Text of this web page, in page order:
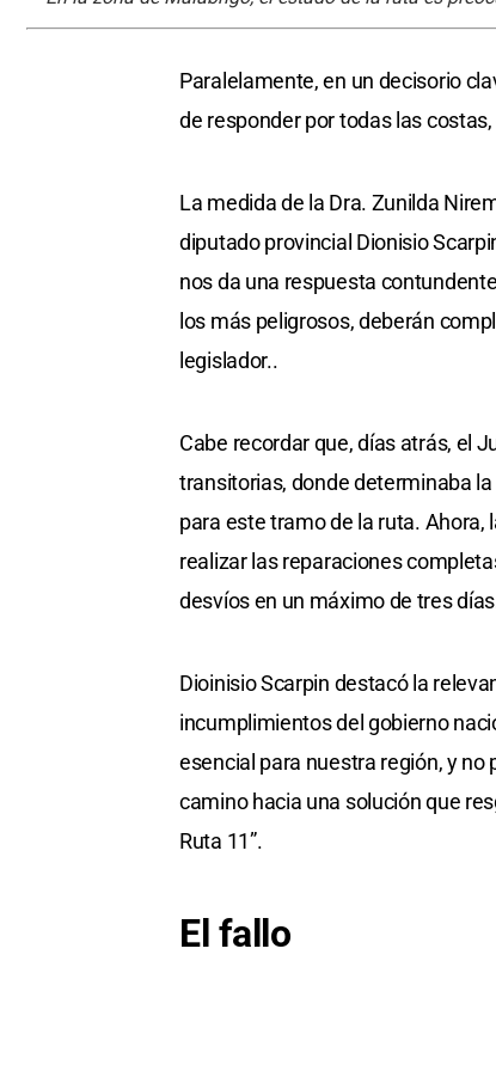
Paralelamente, en un decisorio
de responder por todas las
La medida de la Dra. Zunilda
diputado provincial Dionisio
nos da una respuesta
los más peligrosos, deberán
legislador..
Cabe recordar que, días atrás, el
transitorias, donde determinaba
para este tramo de la ruta.
realizar las reparaciones
desvíos en un máximo de tres
Dioinisio Scarpin destacó la
incumplimientos del gobierno
esencial para nuestra región, y no
camino hacia una solución que
Ruta 11”.
El fallo